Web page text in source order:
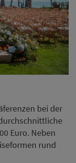
bei der
Euro. Neben
rund